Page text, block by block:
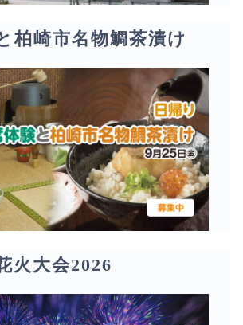
柏崎市名物鯛茶漬け
火大会2026